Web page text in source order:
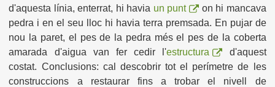
d'aquesta línia, enterrat, hi havia un punt
on hi mancava
pedra i en el seu lloc hi havia terra premsada. En pujar de
nou la paret, el pes de la pedra més el pes de la coberta
amarada d'aigua van fer cedir l'estructura
d'aquest
costat. Conclusions: cal descobrir tot el perímetre de les
construccions a restaurar fins a trobar el nivell de